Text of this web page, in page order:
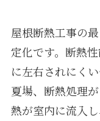
屋根断熱工事の
定化です。断熱
に左右されにく
夏場、断熱処理
熱が室内に流入